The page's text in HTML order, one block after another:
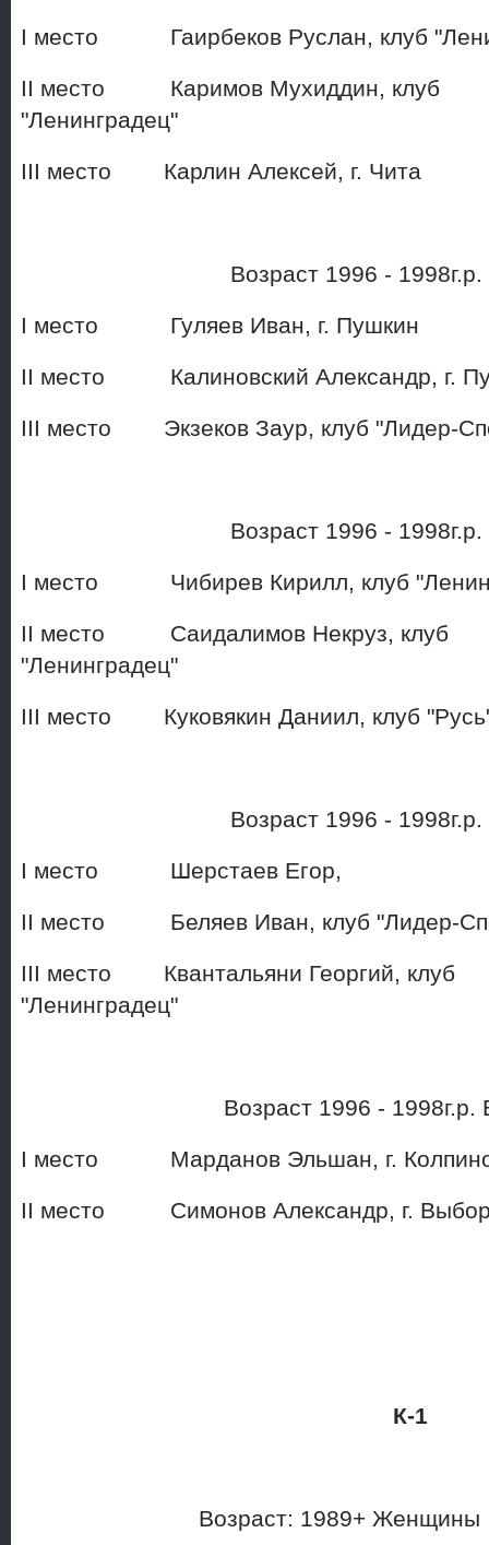
I место Гаирбеков Руслан, клуб
II место Каримов Мухиддин, клуб
"Ленинградец"
III место Карлин Алексей,
Возраст 1996 -
I место Гуляев Иван, г.
II место Калиновский
III место Экзеков Заур,
Возраст 1996 -
I место Чибирев Кирилл,
II место Саидалимов Некруз, клуб
"Ленинградец"
III место Куковякин Даниил,
Возраст 1996 -
I место Шерстаев
II место Беляев Иван, клуб
III место Квантальяни Георгий, клуб
"Ленинградец"
Возраст 1996 - 1998г.р.
I место Марданов Эльшан, г.
II место Симонов Александр, г.
К-1
Возраст: 1989+ Женщины